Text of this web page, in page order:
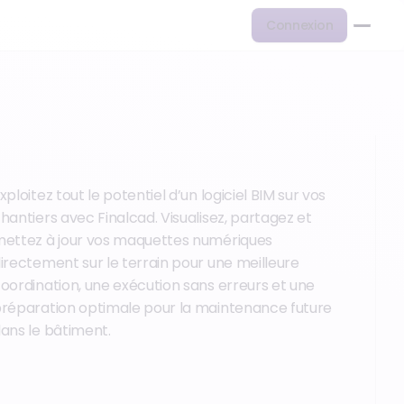
Connexion
tout le potentiel d’un logiciel BIM sur vos
avec Finalcad. Visualisez, partagez et
à jour vos maquettes numériques
sur le terrain pour une meilleure
une exécution sans erreurs et une
optimale pour la maintenance future
le bâtiment.